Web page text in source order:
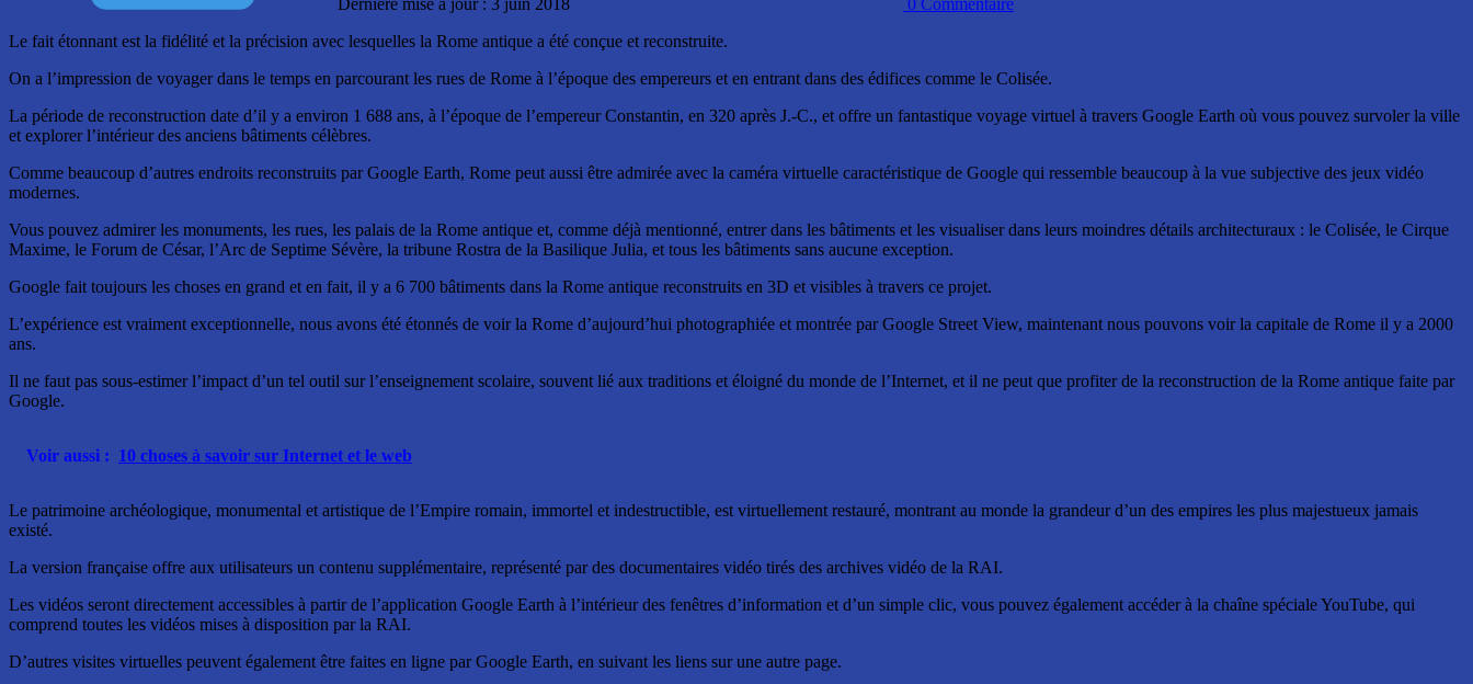
Le fait étonnant est la fidélité et la précision avec lesquelles la Rome antique a été conçue et reconstruite.
On a l’impression de voyager dans le temps en parcourant les rues de Rome à l’époque des empereurs et en entrant dans des édifices comme le Colisée.
La période de reconstruction date d’il y a environ 1 688 ans, à l’époque de l’empereur Constantin, en 320 après J.-C., et offre un fantastique voyage virtuel à travers Google Earth où vous pouvez survoler la ville
et explorer l’intérieur des anciens bâtiments célèbres.
Comme beaucoup d’autres endroits reconstruits par Google Earth, Rome peut aussi être admirée avec la caméra virtuelle caractéristique de Google qui ressemble beaucoup à la vue subjective des jeux vidéo
modernes.
Vous pouvez admirer les monuments, les rues, les palais de la Rome antique et, comme déjà mentionné, entrer dans les bâtiments et les visualiser dans leurs moindres détails architecturaux : le Colisée, le Cirque
Maxime, le Forum de César, l’Arc de Septime Sévère, la tribune Rostra de la Basilique Julia, et tous les bâtiments sans aucune exception.
Google fait toujours les choses en grand et en fait, il y a 6 700 bâtiments dans la Rome antique reconstruits en 3D et visibles à travers ce projet.
L’expérience est vraiment exceptionnelle, nous avons été étonnés de voir la Rome d’aujourd’hui photographiée et montrée par Google Street View, maintenant nous pouvons voir la capitale de Rome il y a 2000
ans.
Il ne faut pas sous-estimer l’impact d’un tel outil sur l’enseignement scolaire, souvent lié aux traditions et éloigné du monde de l’Internet, et il ne peut que profiter de la reconstruction de la Rome antique faite par
Google.
Voir aussi : 10 choses à savoir sur Internet et le web
Le patrimoine archéologique, monumental et artistique de l’Empire romain, immortel et indestructible, est virtuellement restauré, montrant au monde la grandeur d’un des empires les plus majestueux jamais
existé.
La version française offre aux utilisateurs un contenu supplémentaire, représenté par des documentaires vidéo tirés des archives vidéo de la RAI.
Les vidéos seront directement accessibles à partir de l’application Google Earth à l’intérieur des fenêtres d’information et d’un simple clic, vous pouvez également accéder à la chaîne spéciale YouTube, qui
comprend toutes les vidéos mises à disposition par la RAI.
D’autres visites virtuelles peuvent également être faites en ligne par Google Earth, en suivant les liens sur une autre page.